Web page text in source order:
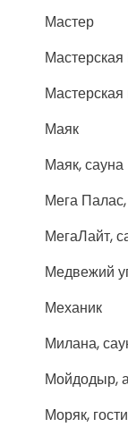
Мастер
Мастерская
Маяк
Маяк, сауна
Мега
МегаЛайт,
Медвежий
Механик
Милана,
Мойдодыр,
Моряк,